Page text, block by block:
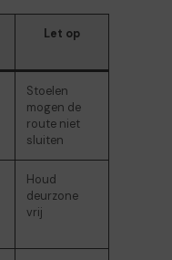
Let op
Stoelen
mogen de
route niet
sluiten
Houd
deurzone
vrij